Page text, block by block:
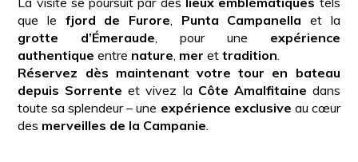
que le fjord de Furore Punta Campanella et la
grotte d’Émeraude , pour une expérience
authentique entre nature mer ettradition
Réservez dès maintenant votre tour en bateau
depuis Sorrente et vivez la Côte Amalfitaine dans
toute sa splendeur – une expérience exclusive au cœur
des merveilles de la Campanie